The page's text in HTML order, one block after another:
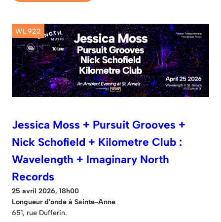
WL 922
Jessica Moss + Pursuit Grooves +
Nick Schofield + Kilometre Club :
Wavelength + Imaginary North
Records
25 avril 2026, 18h00
Longueur d'onde à Sainte-Anne
651, rue Dufferin.